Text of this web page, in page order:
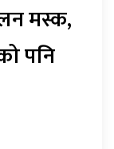
मस्क,
पनि